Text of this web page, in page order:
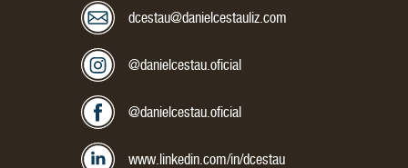
dcestau@danielcestauliz.com
Mis redes sociales:
Instagram:
@danielcestau.oficial
Facebook:
@danielcestau.oficial
LinkedIn:
www.linkedin.com/in/dcestau